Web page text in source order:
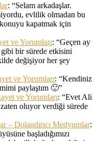
: “Selam arkadaşlar.
evlilik olmadan bu
kapatmak için
ve Yorumları: “Geçen ay
bir sürede etkisini
değişiyor her şey
ve Yorumları: “Kendiniz
paylaştım 🙂”
ve Yorumları: “Evet Ali
oluyor verdiği sürede
– Dolandırıcı Medyumlar:
başladığımızı